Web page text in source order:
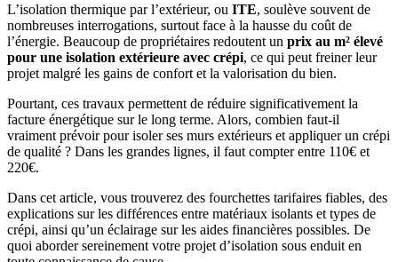
L’isolation thermique par l’extérieur, ou ITE, soulève souvent de
nombreuses interrogations, surtout face à la hausse du coût de
l’énergie. Beaucoup de propriétaires redoutent un prix au m² élevé
pour une isolation extérieure avec crépi, ce qui peut freiner leur
projet malgré les gains de confort et la valorisation du bien.
Pourtant, ces travaux permettent de réduire significativement la
facture énergétique sur le long terme. Alors, combien faut-il
vraiment prévoir pour isoler ses murs extérieurs et appliquer un crépi
de qualité ? Dans les grandes lignes, il faut compter entre 110€ et
220€.
Dans cet article, vous trouverez des fourchettes tarifaires fiables, des
explications sur les différences entre matériaux isolants et types de
crépi, ainsi qu’un éclairage sur les aides financières possibles. De
quoi aborder sereinement votre projet d’isolation sous enduit en